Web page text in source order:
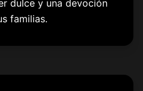
dulce y una devoción
familias.